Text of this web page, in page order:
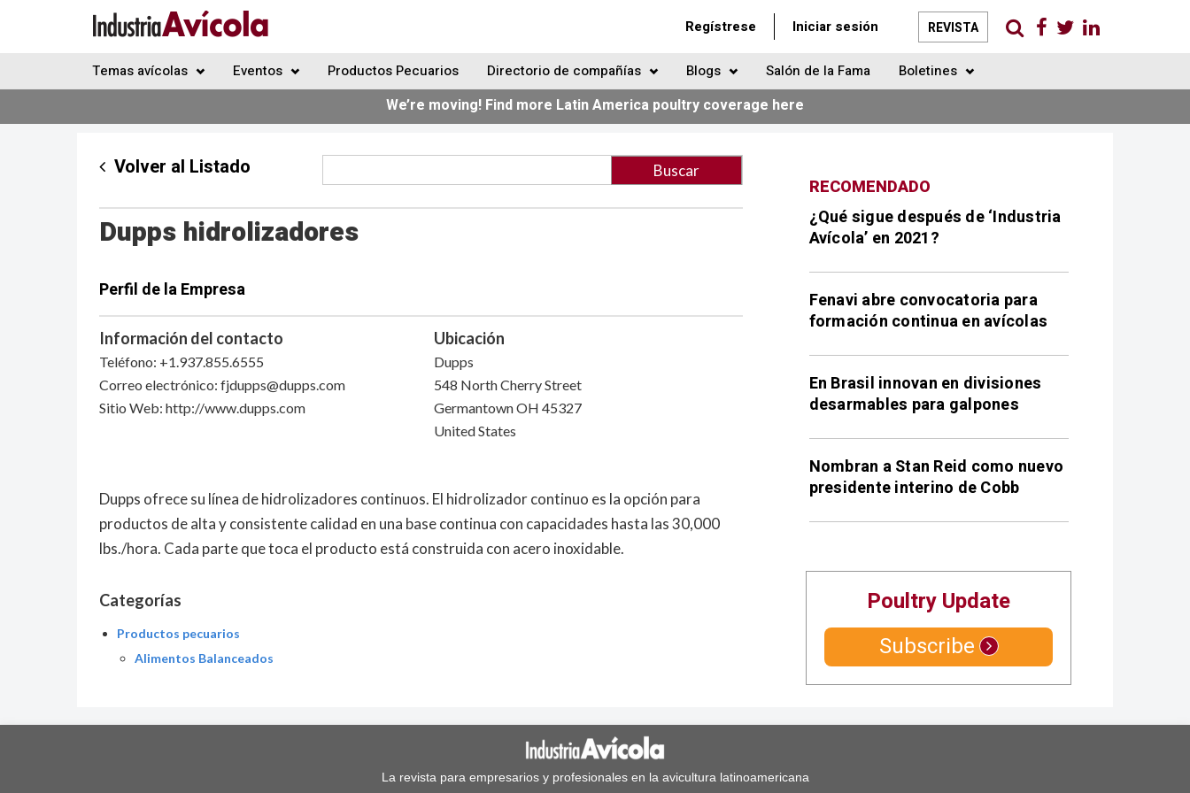
REVISTA
Regístrese Iniciar sesión
Temas avícolas Eventos Productos Pecuarios Directorio de compañías Blogs Salón de la Fama Boletines
We’re moving! Find more Latin America poultry coverage here
Volver al Listado
Dupps hidrolizadores
Perfil de la Empresa
Información del contacto
Teléfono: +1.937.855.6555
Correo electrónico: fjdupps@dupps.com
Sitio Web: http://www.dupps.com
Ubicación
Dupps
548 North Cherry Street
Germantown OH 45327
United States
Dupps ofrece su línea de hidrolizadores continuos. El hidrolizador continuo es la opción para
productos de alta y consistente calidad en una base continua con capacidades hasta las 30,000
lbs./hora. Cada parte que toca el producto está construida con acero inoxidable.
Categorías
Productos pecuarios
Alimentos Balanceados
RECOMENDADO
¿Qué sigue después de ‘Industria
Avícola’ en 2021?
Fenavi abre convocatoria para
formación continua en avícolas
En Brasil innovan en divisiones
desarmables para galpones
Nombran a Stan Reid como nuevo
presidente interino de Cobb
Poultry Update
Subscribe
La revista para empresarios y profesionales en la avicultura latinoamericana